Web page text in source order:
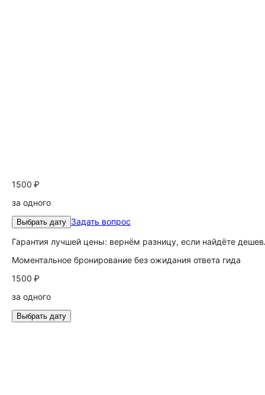
1500 ₽
за одного
Выбрать дату Задать вопрос
Гарантия лучшей цены: вернём разницу, если найдёте
Моментальное бронирование без ожидания ответа гида
1500 ₽
за одного
Выбрать дату